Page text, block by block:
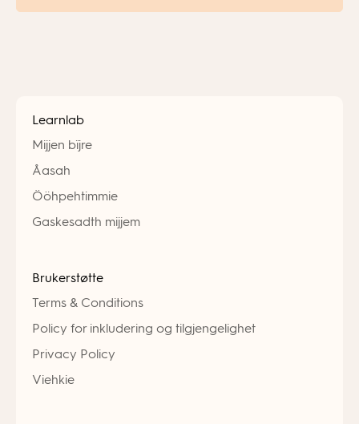
Learnlab
Mijjen bïjre
Åasah
Ööhpehtimmie
Gaskesadth mijjem
Brukerstøtte
Terms & Conditions
Policy for inkludering og tilgjengelighet
Privacy Policy
Viehkie